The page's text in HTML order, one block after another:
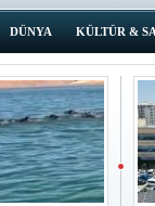
Ana Sayfa
DÜNYA KÜLTÜR &